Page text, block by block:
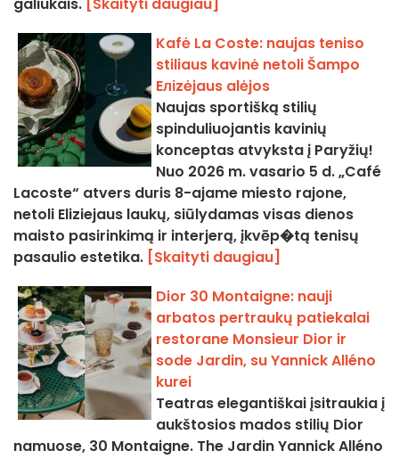
galiukais. [Skaityti daugiau]
Kafė La Coste: naujas teniso
stiliaus kavinė netoli Šampo
Eліzėjaus alėjos
Naujas sportišką stilių
spinduliuojantis kavinių
konceptas atvyksta į Paryžių!
Nuo 2026 m. vasario 5 d. „Café
Lacoste“ atvers duris 8-ajame miesto rajone,
netoli Eliziejaus laukų, siūlydamas visas dienos
maisto pasirinkimą ir interjerą, įkvēp�tą tenisų
pasaulio estetika. [Skaityti daugiau]
Dior 30 Montaigne: nauji
arbatos pertraukų patiekalai
restorane Monsieur Dior ir
sode Jardin, su Yannick Alléno
kurei
Teatras elegantiškai įsitraukia į
aukštosios mados stilių Dior
namuose, 30 Montaigne. The Jardin Yannick Alléno